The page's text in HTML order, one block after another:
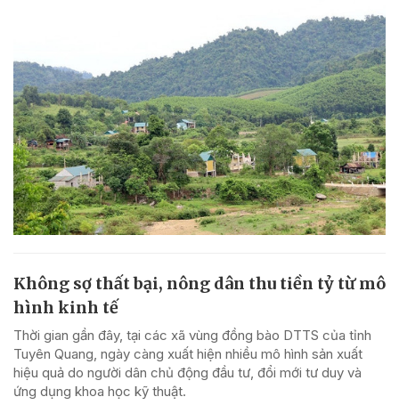
Không sợ thất bại, nông dân thu tiền tỷ từ mô
hình kinh tế
Thời gian gần đây, tại các xã vùng đồng bào DTTS của tỉnh
Tuyên Quang, ngày càng xuất hiện nhiều mô hình sản xuất
hiệu quả do người dân chủ động đầu tư, đổi mới tư duy và
ứng dụng khoa học kỹ thuật.